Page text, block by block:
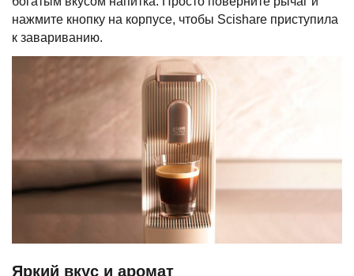
нажмите кнопку на корпусе, чтобы Scishare приступила
к завариванию.
Яркий вкус и аромат